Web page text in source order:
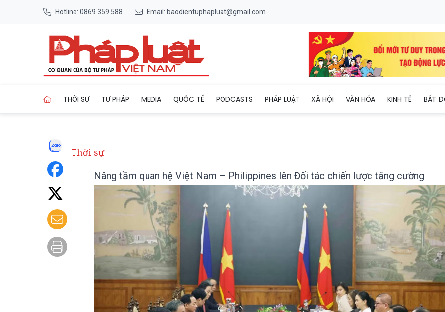
Hotline: 0869 359 588 Email: baodientuphapluat@gmail.com
THỜI SỰ TƯ PHÁP MEDIA QUỐC TẾ PODCASTS PHÁP LUẬT XÃ HỘI VĂN HÓA KINH TẾ BẤT
Thời sự
Nâng tầm quan hệ Việt Nam – Philippines lên Đối tác chiến lược tăng cường